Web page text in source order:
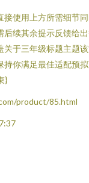
接使用上方所需细节
后续其余提示反馈给
关于三年级标题主题
持你满足最佳适配预
}
product/85.html